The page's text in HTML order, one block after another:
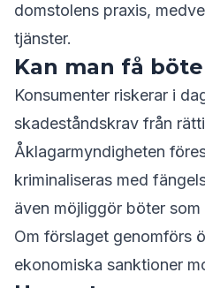
domstolens praxis,
tjänster.
Kan man få
Konsumenter riskerar i
skadeståndskrav från
Åklagarmyndigheten
kriminaliseras med
även möjliggör böter
Om förslaget genomförs
ekonomiska sanktioner